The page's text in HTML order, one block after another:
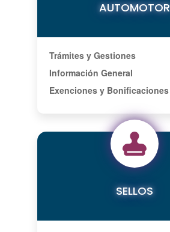
AUTOMOTOR
Trámites y Gestiones
Información General
Exenciones y Bonificaciones
SELLOS